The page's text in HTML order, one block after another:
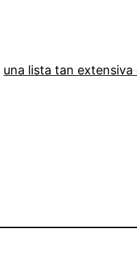
una lista tan